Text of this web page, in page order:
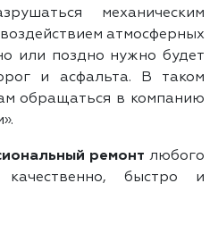
механическим
атмосферных
или поздно нужно будет
и асфальта. В таком
обращаться в компанию
ремонт любого
быстро и